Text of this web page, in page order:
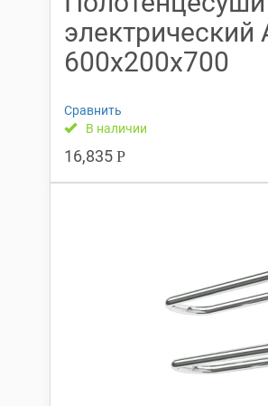
электрический
600х200х700
Сравнить
В наличии
16,835 Р